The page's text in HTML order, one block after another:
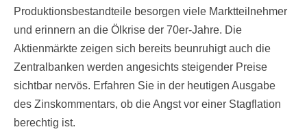
Produktionsbestandteile besorgen viele Marktteilnehmer
und erinnern an die Ölkrise der 70er-Jahre. Die
Aktienmärkte zeigen sich bereits beunruhigt auch die
Zentralbanken werden angesichts steigender Preise
sichtbar nervös. Erfahren Sie in der heutigen Ausgabe
des Zinskommentars, ob die Angst vor einer Stagflation
berechtig ist.